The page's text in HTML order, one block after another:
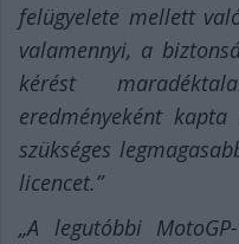
felügyelete mellett
valamennyi, a
kérést
eredményeként kapta
szükséges
licencet.”
„A legutóbbi